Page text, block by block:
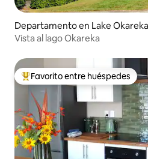
Departamento en Lake Okareka
Vista al lago Okareka
Favorito entre los huéspedes
Favorito entre huéspedes